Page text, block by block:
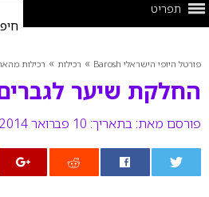
תפריט
פורטל היופי הישראלי Barosh » רכילות » רכילות
החלקת שיער
פורסם מאת: בתאריך: 10 פברואר 2014